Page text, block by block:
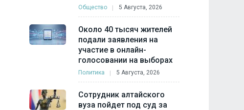
Общество 5 Августа, 2026
Около 40 тысяч жителей
подали заявления на
участие в онлайн-
голосовании на выборах
Политика 5 Августа, 2026
Сотрудник алтайского
вуза пойдет под суд за